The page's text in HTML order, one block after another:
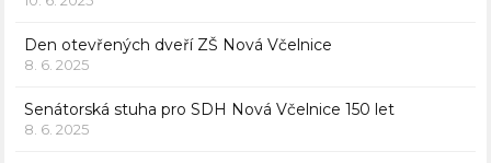
Den otevřených dveří ZŠ Nová Včelnice
8. 6. 2025
Senátorská stuha pro SDH Nová Včelnice 150 let
8. 6. 2025